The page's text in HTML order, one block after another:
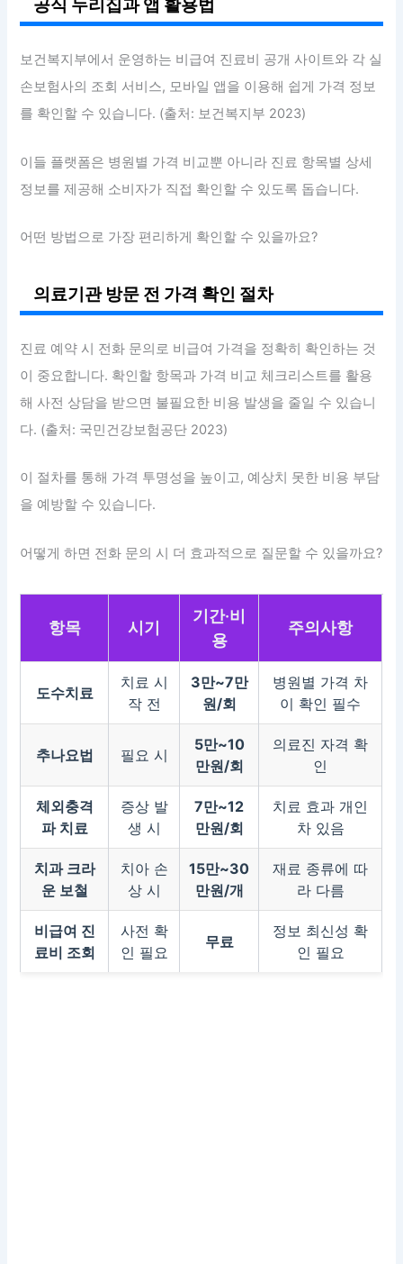
공식 누리집과 앱 활용법
보건복지부에서 운영하는 비급여 진료비 공개 사이트와 각 실
손보험사의 조회 서비스, 모바일 앱을 이용해 쉽게 가격 정보
를 확인할 수 있습니다. (출처: 보건복지부 2023)
이들 플랫폼은 병원별 가격 비교뿐 아니라 진료 항목별 상세
정보를 제공해 소비자가 직접 확인할 수 있도록 돕습니다.
어떤 방법으로 가장 편리하게 확인할 수 있을까요?
의료기관 방문 전 가격 확인 절차
진료 예약 시 전화 문의로 비급여 가격을 정확히 확인하는 것
이 중요합니다. 확인할 항목과 가격 비교 체크리스트를 활용
해 사전 상담을 받으면 불필요한 비용 발생을 줄일 수 있습니
다. (출처: 국민건강보험공단 2023)
이 절차를 통해 가격 투명성을 높이고, 예상치 못한 비용 부담
을 예방할 수 있습니다.
어떻게 하면 전화 문의 시 더 효과적으로 질문할 수 있을까요?
항목 시기
기간·비
용
주의사항
도수치료
치료 시
작 전
3만~7만
원/회
병원별 가격 차
이 확인 필수
추나요법 필요 시
5만~10
만원/회
의료진 자격 확
인
체외충격
파 치료
증상 발
생 시
7만~12
만원/회
치료 효과 개인
차 있음
치과 크라
운 보철
치아 손
상 시
15만~30
만원/개
재료 종류에 따
라 다름
비급여 진
료비 조회
사전 확
인 필요
무료
정보 최신성 확
인 필요